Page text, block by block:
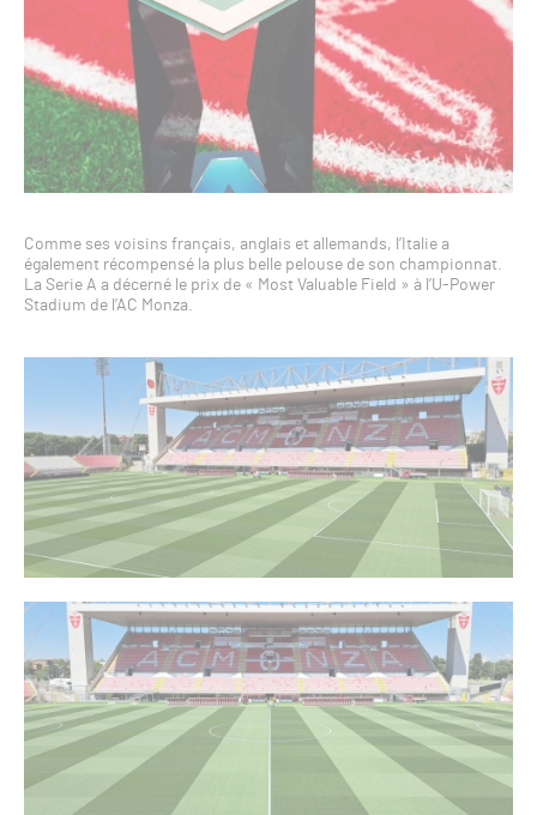
Comme ses voisins français, anglais et allemands, l’Italie a
également récompensé la plus belle pelouse de son championnat.
La Serie A a décerné le prix de « Most Valuable Field » à l’U-Power
Stadium de l’AC Monza.